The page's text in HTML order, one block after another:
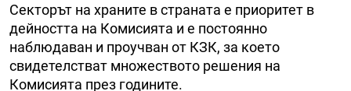
Секторът на храните в страната е приоритет в
дейността на Комисията и е постоянно
наблюдаван и проучван от КЗК, за което
свидетелстват множеството решения на
Комисията през годините.